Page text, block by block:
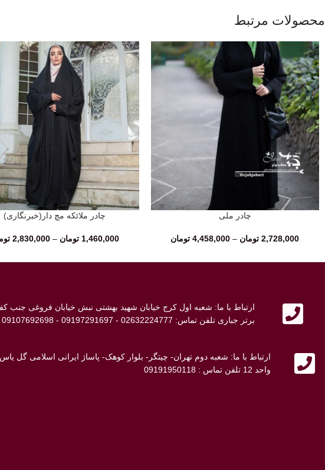
محصولات مرتبط
چادر ملی
2,728,000 تومان –
4,458,000 تومان
انتخاب گزینه‌هاچادر ملائکه مچ دار(خبرنگاری)
1,460,000 تومان –
2,830,000
ارتباط با ما: شعبه اول کرج خیابان شهید بهشتی نبش خیابان فروغی جنب
برتر جباری تلفن تماس: 02632224777 - 09197291697 - 09107692698
ارتباط با ما: شعبه دوم تهران- چیتگر- بلوار کوهک- پاساژ ایرانی اسلامی گل
واحد 12 تلفن تماس : 09191950118